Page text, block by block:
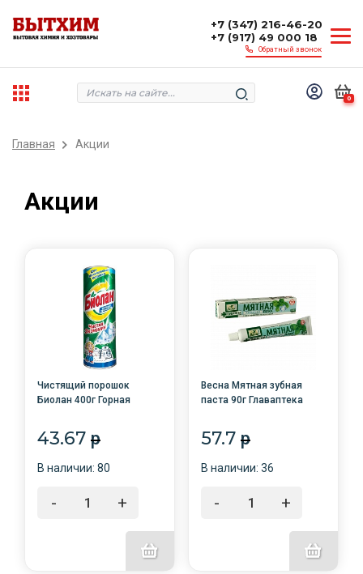
+7 (347) 216-46-20
+7 (917) 49 000 18
Обратный звонок
0
Главная Акции
Акции
Чистящий порошок
Биолан 400г Горная
43.67 p
В наличии: 80
- +
Весна Мятная зубная
паста 90г Главаптека
футляр/48 /
57.7 p
В наличии: 36
- +